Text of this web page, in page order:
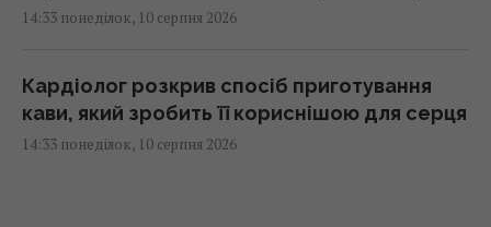
14:33 понеділок, 10 серпня 2026
Кардіолог розкрив спосіб приготування
кави, який зробить її кориснішою для серця
14:33 понеділок, 10 серпня 2026